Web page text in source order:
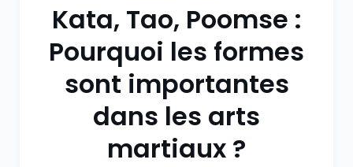
Kata, Tao, Poomse :
Pourquoi les formes
sont importantes
dans les arts
martiaux ?